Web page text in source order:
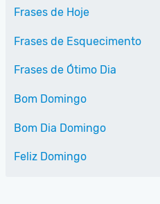
Frases de Hoje
Frases de Esquecimento
Frases de Ótimo Dia
Bom Domingo
Bom Dia Domingo
Feliz Domingo